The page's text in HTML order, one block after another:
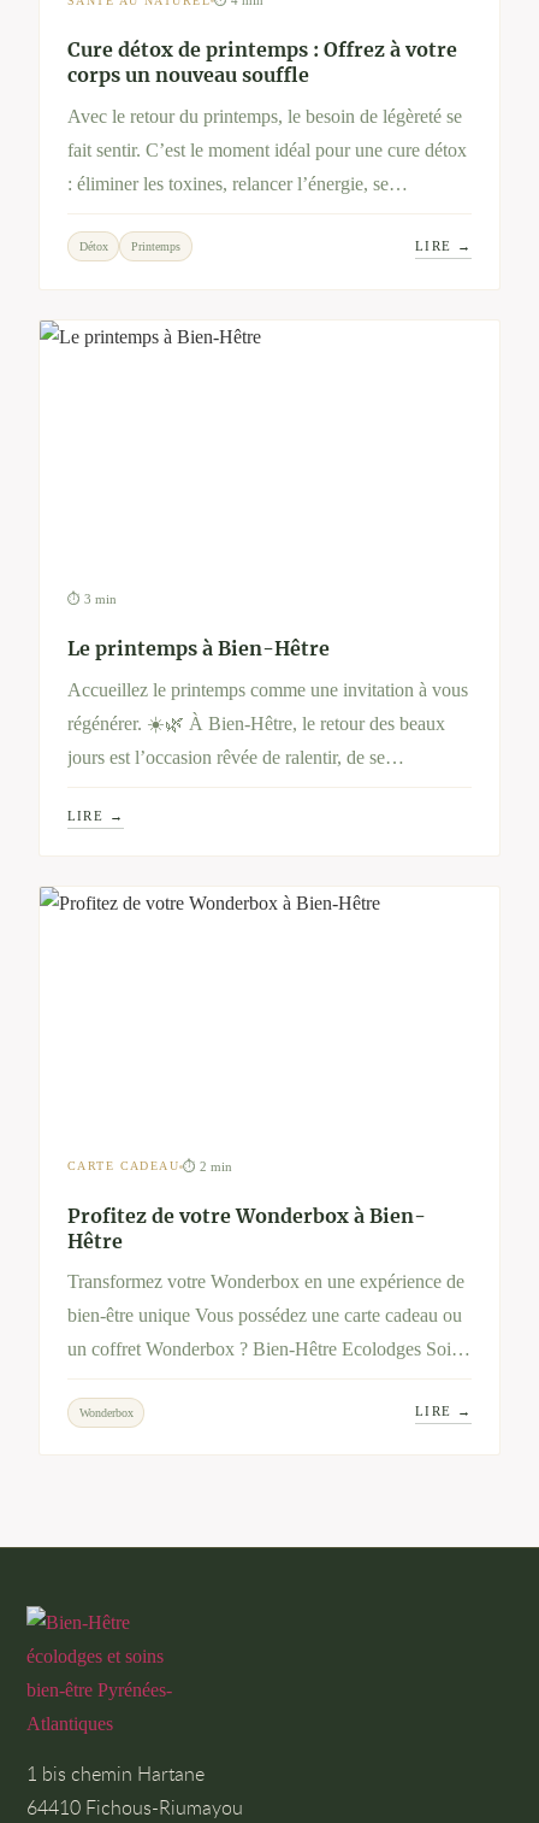
Cure détox de printemps : Offrez à votre
corps un nouveau souffle
Avec le retour du printemps, le besoin de légèreté se
fait sentir. C’est le moment idéal pour une cure détox
: éliminer les toxines, relancer l’énergie, se
reconnecter à soi. Découvrez pourquoi cette pratique
millénaire revient chaque année, et comment un
séjour chez Bien-Hêtre peut vous aider à vivre
pleinement cette renaissance saisonnière.
Détox Printemps LIRE →
⏱ 3 min
Le printemps à Bien-Hêtre
Accueillez le printemps comme une invitation à vous
régénérer. ☀️🌿 À Bien-Hêtre, le retour des beaux
jours est l’occasion rêvée de ralentir, de se
reconnecter à la nature et de prendre soin de soi en
profondeur. Entre soins ressourçants, alimentation
revitalisante et pauses contemplatives, vivez cette
saison comme un véritable renouveau pour votre
LIRE →
CARTE CADEAU ⏱ 2 min
Profitez de votre Wonderbox à Bien-
Hêtre
Transformez votre Wonderbox en une expérience de
bien-être unique Vous possédez une carte cadeau ou
un coffret Wonderbox ? Bien-Hêtre Ecolodges Soins
& Nature vous invite à vivre une parenthèse de
sérénité et d’évasion au cœur de la nature.
Découvrez nos séjours et soins dédiés à votre bien-
Wonderbox LIRE →
1 bis chemin Hartane
64410 Fichous-Riumayou